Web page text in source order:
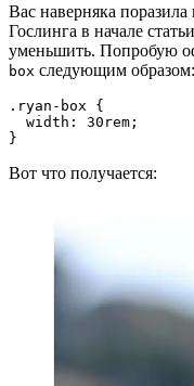
Вас наверняка
Гослинга в начале
уменьшить. Попробую
box следующим образом:
.ryan-box {
  width: 30rem;
}
Вот что получается: